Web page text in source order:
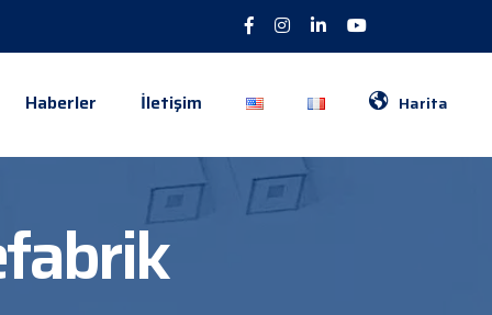
Haberler İletişim Harita